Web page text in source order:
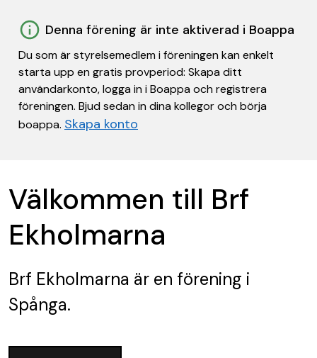
Denna förening är inte aktiverad i Boappa
Du som är styrelsemedlem i föreningen kan enkelt
starta upp en gratis provperiod: Skapa ditt
användarkonto, logga in i Boappa och registrera
föreningen. Bjud sedan in dina kollegor och börja
boappa. Skapa konto
Välkommen till Brf
Ekholmarna
Brf Ekholmarna är en förening i
Spånga.